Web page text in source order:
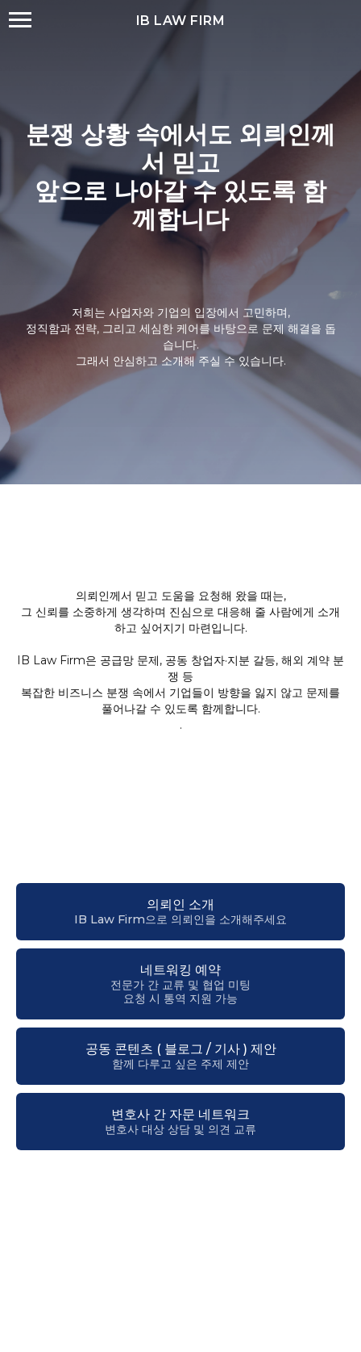
IB LAW FIRM
분쟁 상황 속에서도 외릐인께
서 믿고
앞으로 나아갈 수 있도록 함
께합니다
저희는 사업자와 기업의 입장에서 고민하며,
정직함과 전략, 그리고 세심한 케어를 바탕으로 문제 해결을 돕
습니다.
그래서 안심하고 소개해 주실 수 있습니다.
의뢰인께서 믿고 도움을 요청해 왔을 때는,
그 신뢰를 소중하게 생각하며 진심으로 대응해 줄 사람에게 소개
하고 싶어지기 마련입니다.
IB Law Firm은 공급망 문제, 공동 창업자·지분 갈등, 해외 계약 분
쟁 등
복잡한 비즈니스 분쟁 속에서 기업들이 방향을 잃지 않고 문제를
풀어나갈 수 있도록 함께합니다.
.
의뢰인 소개
IB Law Firm으로 의뢰인을 소개해주세요
네트워킹 예약
전문가 간 교류 및 협업 미팅
요청 시 통역 지원 가능
공동 콘텐츠 ( 블로그 / 기사 ) 제안
함께 다루고 싶은 주제 제안
변호사 간 자문 네트워크
변호사 대상 상담 및 의견 교류